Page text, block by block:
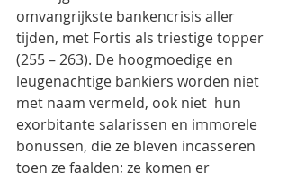
omvangrijkste bankencrisis aller
tijden, met Fortis als triestige topper
(255 – 263). De hoogmoedige en
leugenachtige bankiers worden niet
met naam vermeld, ook niet  hun
exorbitante salarissen en immorele
bonussen, die ze bleven incasseren
toen ze faalden; ze komen er